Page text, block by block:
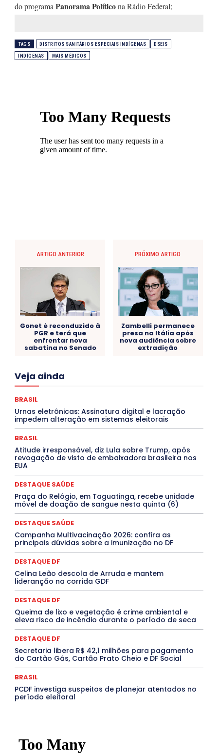
do programaPanorama Políticona Rádio Federal;
TAGS DISTRITOS SANITÁRIOS ESPECIAIS INDÍGENAS DSEIS
INDÍGENAS MAIS MÉDICOS
ARTIGO ANTERIOR
Gonet é reconduzido à
PGR e terá que
enfrentar nova
sabatina no Senado
PRÓXIMO ARTIGO
Zambelli permanece
presa na Itália após
nova audiência sobre
extradição
Veja ainda
Acre
Congressuanas & Esplanadumas
Covid-19
Crônica Política Crônicas
CULTURA
Cultura e Tal
DANÇA Dengue
Denuncia
DESTAQUE BRASIL
DESTAQUE DF
DESTAQUE SAÚDE
DESTAQUES OUTROS
ELEIÇÕES
EMPREGO E OPORTUNIDADES
ENTORNO
Especial
Espírito Santo ESPORTE
ESTÁGIO
Febre Oropouche
FILMES
Goiás
INTELIGÊNCIA ARTIFICIAL
Jogos Online
JUDICIÁRIO LITERATURA
Maranhão
Marburg
Mato Grosso
Mato Grosso do Sul
MEIO AMBIENTE
Minas Gerais MOBILIDADE
MPOX
MÚSICA
O Plantonista
PROCESSO SELETIVO
PUBLIEDITORIAL
QUALIFICAÇÃO PROFISSIONAL
RESIDÊNCIA
Santa Catarina
Saúde Agora
SEGURANÇA
Soltando o Verbo
TÁ FROID?
TEATRO
Tocantins
Utilidade Pública ZikaVirus
Mais
BRASIL
Urnas eletrônicas: Assinatura digital e lacração
impedem alteração em sistemas eleitorais
BRASIL
Atitude irresponsável, diz Lula sobre Trump, após
revogação de visto de embaixadora brasileira nos
EUA
DESTAQUE SAÚDE
Praça do Relógio, em Taguatinga, recebe unidade
móvel de doação de sangue nesta quinta (6)
DESTAQUE SAÚDE
Campanha Multivacinação 2026: confira as
principais dúvidas sobre a imunização no DF
DESTAQUE DF
Celina Leão descola de Arruda e mantem
lideranção na corrida GDF
DESTAQUE DF
Queima de lixo e vegetação é crime ambiental e
eleva risco de incêndio durante o período de seca
DESTAQUE DF
Secretaria libera R$ 42,1 milhões para pagamento
do Cartão Gás, Cartão Prato Cheio e DF Social
BRASIL
PCDF investiga suspeitos de planejar atentados no
período eleitoral